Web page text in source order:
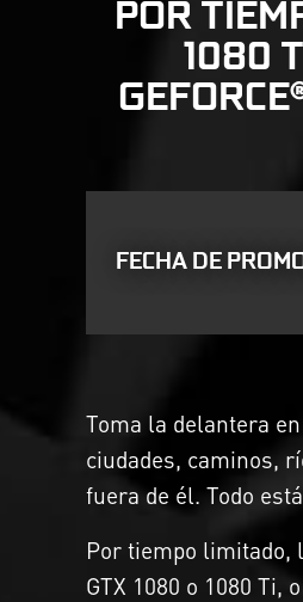
POR
1080
FECHA DE
Toma la delantera
ciudades, caminos,
fuera de él. Todo
Por tiempo limitado,
GTX 1080 o 1080 Ti,